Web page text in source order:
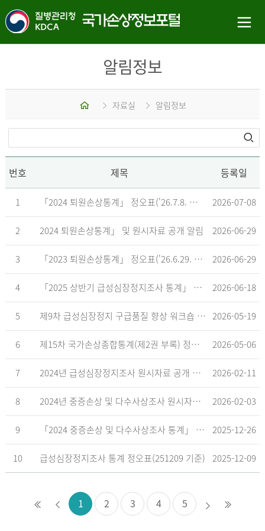
알림정보
홈 자료실 알림정보
번호 제목 등록일
1 「2024 퇴원손상통계」 정오표('26.7.8. 기준) 2026-07-08
2 2024 퇴원손상통계」 및 원시자료 공개 알림 2026-06-29
3 「2023 퇴원손상통계」 정오표('26.6.29. 기준) 2026-06-29
4 「2025 상반기 급성심장정지조사 통계」 공표 2026-06-18
5 제9차 급성심장정지 구급품질 향상 워크숍 개최 안내 2026-05-19
6 제15차 국가손상종합통계(제2권 부록) 정오표('26.5.18. 기준) 2026-05-06
7 2024년 급성심장정지조사 원시자료 공개 알림 2026-02-11
8 2024년 중증손상 및 다수사상조사 원시자료 공개 알림 2026-02-03
9 「2024 중증손상 및 다수사상조사 통계」 공표 2025-12-26
10 급성심장정지조사 통계 정오표(251209 기준) 2025-12-09
1 2 3 4 5